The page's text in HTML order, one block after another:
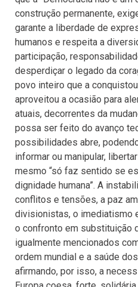
construção permanente,
garante a liberdade de
humanos e respeita a
participação,
desperdiçar o legado da
povo inteiro que a
aproveitou a ocasião para
atuais, decorrentes da
possa ser feito do avanço
possibilidades abre,
informar ou manipular,
mesmo “só faz sentido se
dignidade humana”. A
conflitos e tensões, a paz
divisionistas, o imediatismo
o confronto em substituição
igualmente mencionados
ordem mundial e a saúde
afirmando, por isso, a